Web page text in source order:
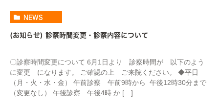
NEWS
(お知らせ) 診察時間変更・診察内容について
〇診察時間変更について 6月1日より 診察時間が 以下のよう
に変更 になります。 ご確認の上 ご来院ください。 ◆平日
（月・火・水・金） 午前診察 午前9時から 午後12時30分まで
（変更なし） 午後診察 午後4時 か […]